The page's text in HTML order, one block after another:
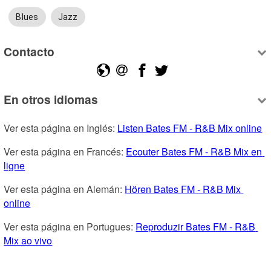
Blues Jazz
Contacto
En otros idiomas
Ver esta página en Inglés: Listen Bates FM - R&B Mix online
Ver esta página en Francés: Ecouter Bates FM - R&B Mix en
ligne
Ver esta página en Alemán: Hören Bates FM - R&B Mix
online
Ver esta página en Portugues: Reproduzir Bates FM - R&B
Mix ao vivo